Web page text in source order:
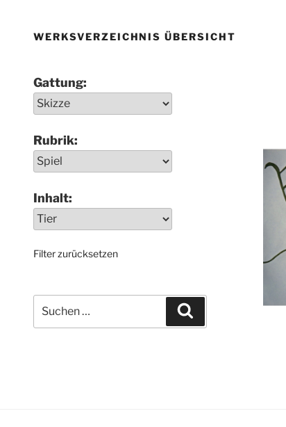
WERKSVERZEICHNIS ÜBERSICHT
Gattung:
Rubrik:
Inhalt:
Filter zurücksetzen
nach: